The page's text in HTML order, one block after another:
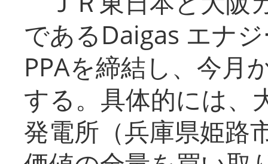
であるDaigas エナ
PPAを締結し、今月
する。具体的には、
発電所（兵庫県姫路